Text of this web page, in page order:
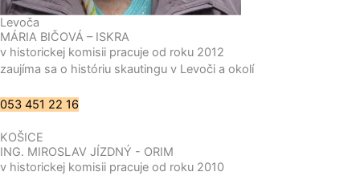
Levoča
MÁRIA BIČOVÁ – ISKRA
v historickej komisii pracuje od roku 2012
zaujíma sa o históriu skautingu v Levoči a okolí
053 451 22 16
KOŠICE
ING. MIROSLAV JÍZDNÝ - ORIM
v historickej komisii pracuje od roku 2010